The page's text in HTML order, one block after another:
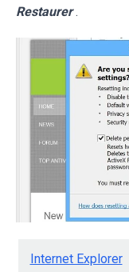
Restaurer .
Internet Explorer